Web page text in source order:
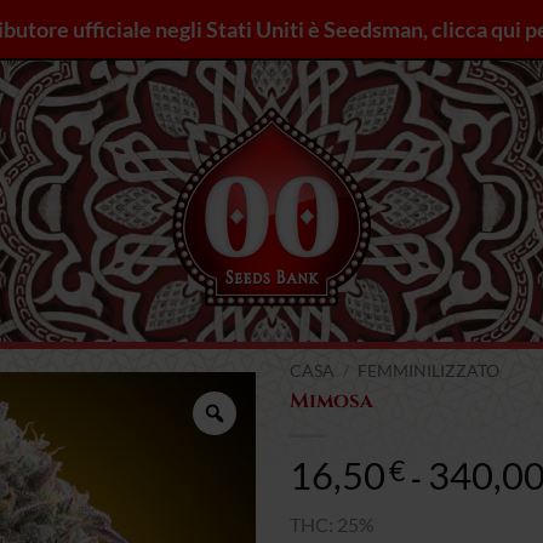
Zoom
CASA / FEMMINILIZZATO
Mimosa
16,50€ - 340,00
THC: 25%
ufficiale negli Stati Uniti è Seedsman, clicca qui